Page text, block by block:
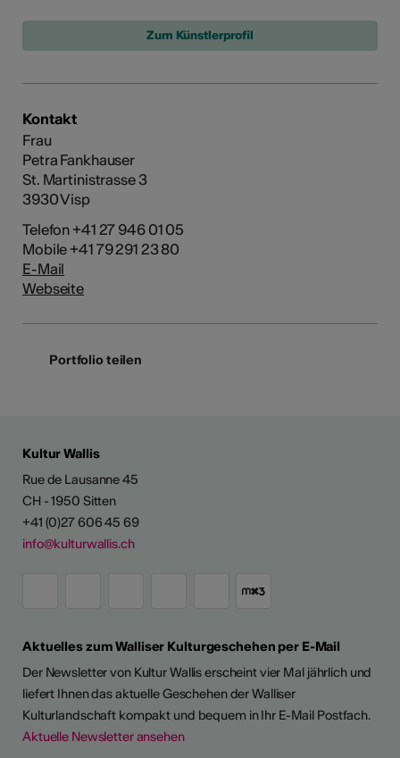
Zum Künstlerprofil
Kontakt
Frau
Petra Fankhauser
St. Martinistrasse 3
3930 Visp
Telefon +41 27 946 01 05
Mobile +41 79 291 23 80
E-Mail
Webseite
Portfolio teilen
Kultur Wallis
Rue de Lausanne 45
CH - 1950 Sitten
+41 (0)27 606 45 69
info@kulturwallis.ch
Aktuelles zum Walliser Kulturgeschehen per E-Mail
Der Newsletter von Kultur Wallis erscheint vier Mal jährlich und
liefert Ihnen das aktuelle Geschehen der Walliser
Kulturlandschaft kompakt und bequem in Ihr E-Mail Postfach.
Aktuelle Newsletter ansehen